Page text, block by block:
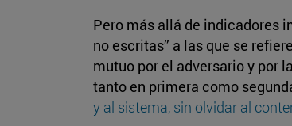
Pero más allá de indicadores
no escritas” a las que se
mutuo por el adversario y por
tanto en primera como
y al sistema, sin olvidar al